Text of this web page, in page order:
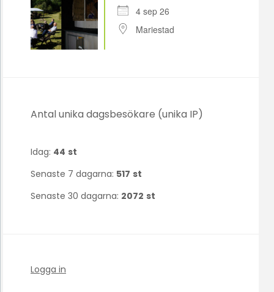
4 sep 26
Mariestad
Antal unika dagsbesökare (unika IP)
Idag: 44 st
Senaste 7 dagarna: 517 st
Senaste 30 dagarna: 2072 st
Logga in